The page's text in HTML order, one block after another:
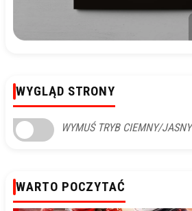
WYGLĄD STRONY
WYMUŚ TRYB CIEMNY/JASNY
WARTO POCZYTAĆ